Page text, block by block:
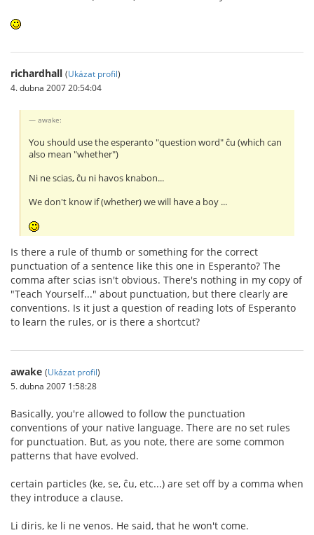
richardhall (Ukázat profil)
4. dubna 2007 20:54:04
awake:
You should use the esperanto "question word" ĉu (which can
also mean "whether")
Ni ne scias, ĉu ni havos knabon...
We don't know if (whether) we will have a boy ...
Is there a rule of thumb or something for the correct
punctuation of a sentence like this one in Esperanto? The
comma after scias isn't obvious. There's nothing in my copy of
"Teach Yourself..." about punctuation, but there clearly are
conventions. Is it just a question of reading lots of Esperanto
to learn the rules, or is there a shortcut?
awake (Ukázat profil)
5. dubna 2007 1:58:28
Basically, you're allowed to follow the punctuation
conventions of your native language. There are no set rules
for punctuation. But, as you note, there are some common
patterns that have evolved.
certain particles (ke, se, ĉu, etc...) are set off by a comma when
they introduce a clause.
Li diris, ke li ne venos. He said, that he won't come.